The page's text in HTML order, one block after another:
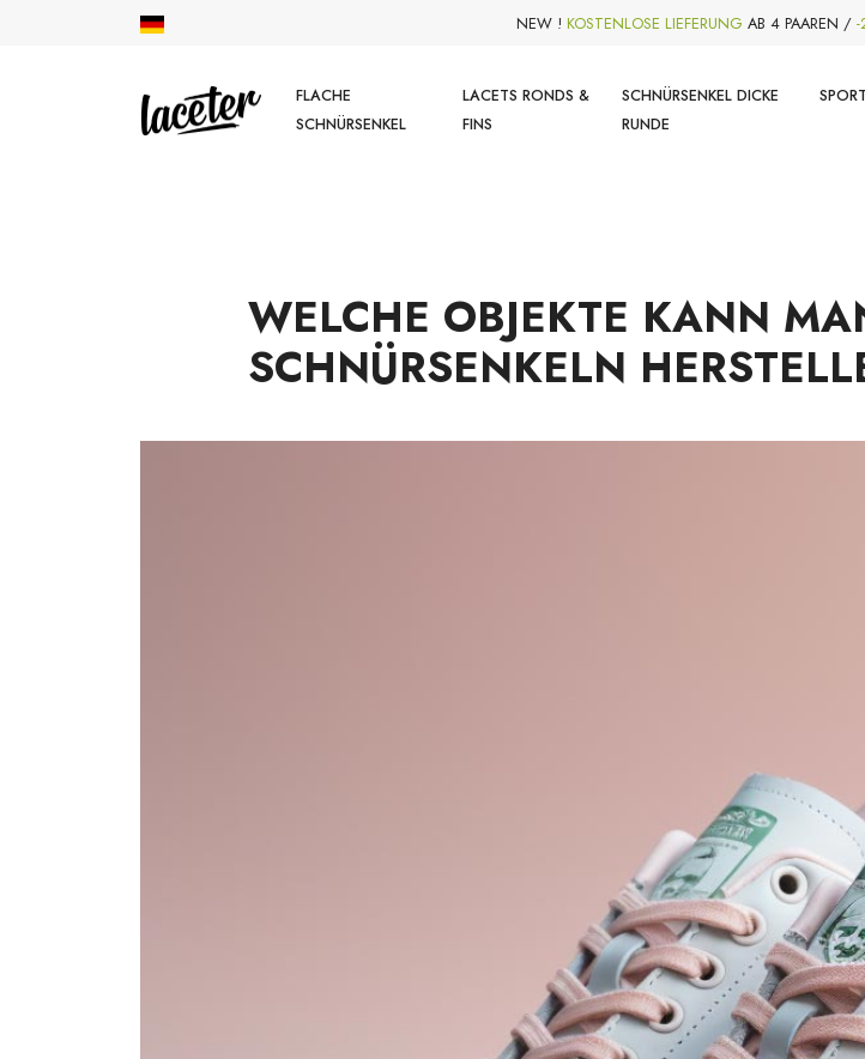
NEW ! KOSTENLOSE LIEFERUNG AB 4 PAAREN /
FLACHE
SCHNÜRSENKEL
LACETS RONDS &
FINS
SCHNÜRSENKEL DICKE
RUNDE
WELCHE OBJEKTE KANN
SCHNÜRSENKELN